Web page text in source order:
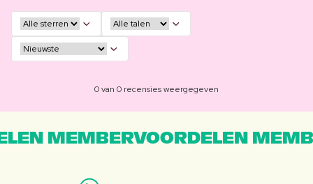
0 van 0 recensies weergegeven
MEMBERVOORDELEN